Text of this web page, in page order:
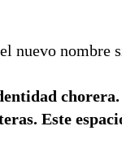
nuevo
Este